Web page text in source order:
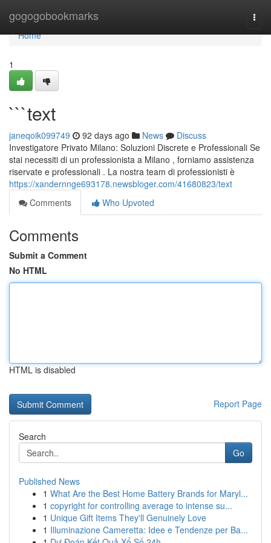
gogogobookmarks
Home
Home
1
```text
janeqoik099749 92 days ago News
Discuss
Investigatore Privato Milano: Soluzioni Discrete e Professionali Se
stai necessiti di un professionista a Milano , forniamo assistenza
riservate e professionali . La nostra team di professionisti è
https://xandernnge693178.newsbloger.com/41680823/text
Comments
Who Upvoted
Comments
Submit a Comment
No HTML
HTML is disabled
Report Page
Search
Go
Published News
1 What Are the Best Home Battery Brands for Maryl...
1 copyright for controlling average to intense su...
1 Unique Gift Items They'll Genuinely Love
1 Illuminazione Cameretta: Idee e Tendenze per Ba...